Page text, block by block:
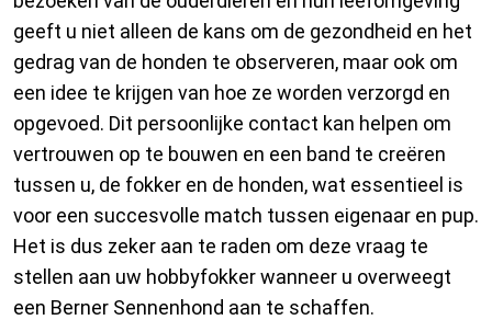
geeft u niet alleen de kans om de gezondheid en het
gedrag van de honden te observeren, maar ook om
een idee te krijgen van hoe ze worden verzorgd en
opgevoed. Dit persoonlijke contact kan helpen om
vertrouwen op te bouwen en een band te creëren
tussen u, de fokker en de honden, wat essentieel is
voor een succesvolle match tussen eigenaar en pup.
Het is dus zeker aan te raden om deze vraag te
stellen aan uw hobbyfokker wanneer u overweegt
een Berner Sennenhond aan te schaffen.